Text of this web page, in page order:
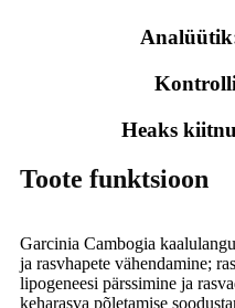
Heaks
Toote funktsioon
Garcinia Cambogia
ja rasvhapete vähendamine;
lipogeneesi pärssimine ja
keharasva põletamise